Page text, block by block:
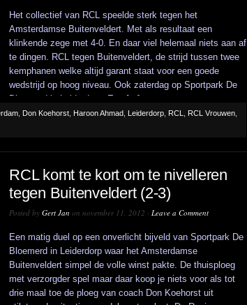
Het collectief van RCL speelde sterk tegen het
Amsterdamse Buitenveldert. Met als resultaat een
klinkende zege met 4-0. En daar viel helemaal niets aan af
te dingen. RCL tegen Buitenveldert, de strijd tussen twee
kemphanen welke altijd garant staat voor een goede
wedstrijd op hoog niveau. Ook zaterdag op Sportpark De
Bloemerd in Leiderdorp. Een [...]
Don Koehorst Haroon Ahmad Leiderdorp RCL RCL Vrouwen
RCL komt te kort om te nivelleren
tegen Buitenveldert (2-3)
Posted by Gert Jan on november 11, 2012 · Leave a Comment
Een matig duel op een onverlicht bijveld van Sportpark De
Bloemerd in Leiderdorp waar het Amsterdamse
Buitenveldert simpel de volle winst pakte. De thuisploeg
met verzorgder spel maar daar koop je niets voor als tot
drie maal toe de ploeg van coach Don Koehorst uit